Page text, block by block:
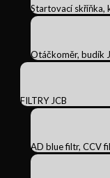
Startovací skříňka,
Otáčkoměr, budík
FILTRY JCB
AD blue filtr, CCV